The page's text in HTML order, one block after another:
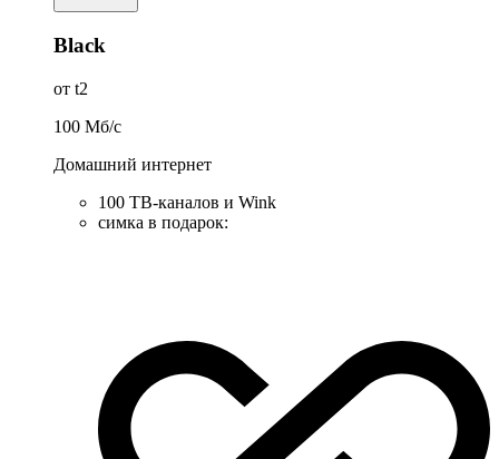
Black
от t2
100 Мб/c
Домашний интернет
100 ТВ-каналов и Wink
симка в подарок: